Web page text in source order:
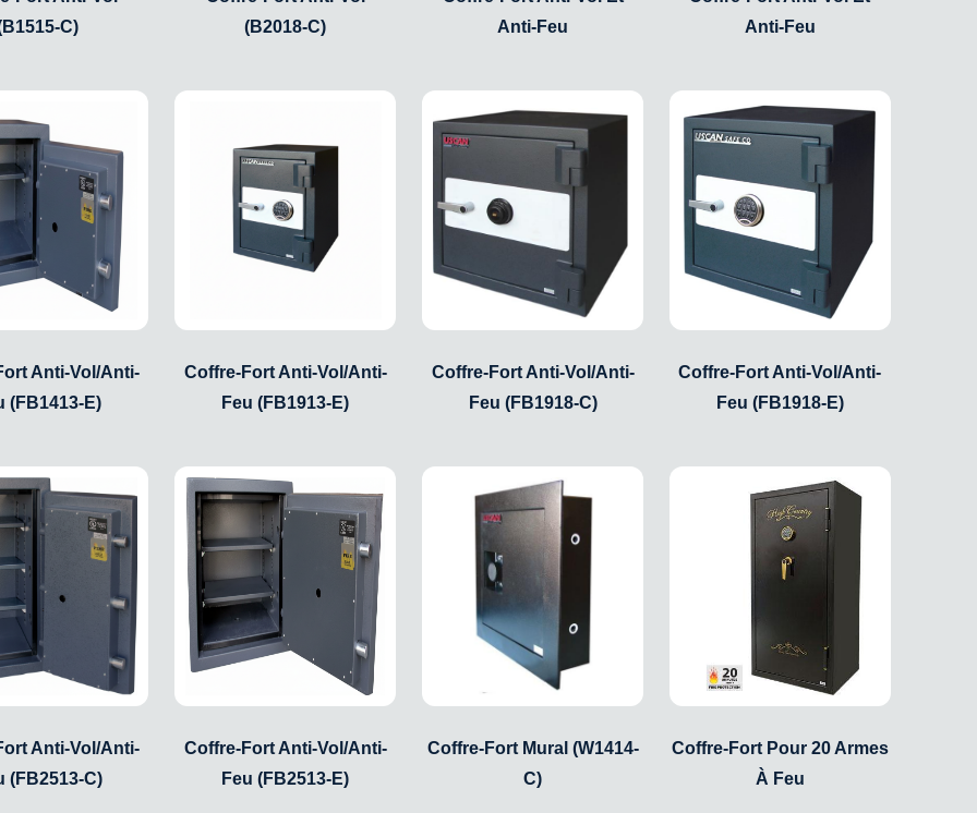
C)
(B2018-C)
Anti-Feu
Anti-Feu
Anti-Vol/Anti-
(FB1413-E)
Coffre-Fort Anti-Vol/Anti-
Feu (FB1913-E)
Coffre-Fort Anti-Vol/Anti-
Feu (FB1918-C)
Coffre-Fort Anti-Vol/Anti-
Feu (FB1918-E)
Anti-Vol/Anti-
(FB2513-C)
Coffre-Fort Anti-Vol/Anti-
Feu (FB2513-E)
Coffre-Fort Mural (W1414-
C)
Coffre-Fort Pour 20 Armes
À Feu